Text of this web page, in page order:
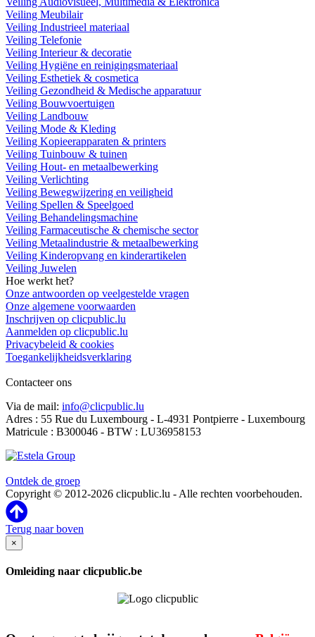
Veiling Meubilair
Veiling Industrieel materiaal
Veiling Telefonie
Veiling Interieur & decoratie
Veiling Hygiëne en reinigingsmateriaal
Veiling Esthetiek & cosmetica
Veiling Gezondheid & Medische apparatuur
Veiling Bouwvoertuigen
Veiling Landbouw
Veiling Mode & Kleding
Veiling Kopieerapparaten & printers
Veiling Tuinbouw & tuinen
Veiling Hout- en metaalbewerking
Veiling Verlichting
Veiling Bewegwijzering en veiligheid
Veiling Spellen & Speelgoed
Veiling Behandelingsmachine
Veiling Farmaceutische & chemische sector
Veiling Metaalindustrie & metaalbewerking
Veiling Kinderopvang en kinderartikelen
Veiling Juwelen
Hoe werkt het?
Onze antwoorden op veelgestelde vragen
Onze algemene voorwaarden
Inschrijven op clicpublic.lu
Aanmelden op clicpublic.lu
Privacybeleid & cookies
Toegankelijkheidsverklaring
Contacteer ons
Via de mail: info@clicpublic.lu
Adres : 55 Rue du Luxembourg - L-4931 Pontpierre - Luxembourg
Matricule : B300046 - BTW : LU36958153
Ontdek de groep
Copyright © 2012-2026 clicpublic.lu - Alle rechten voorbehouden.
Terug naar boven
×
Omleiding naar clicpublic.be